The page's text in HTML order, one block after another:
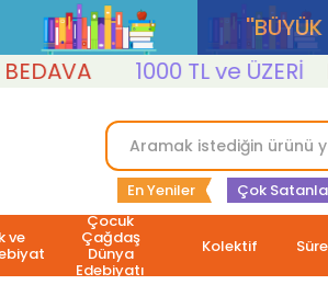
1000 TL ve ÜZERİ
En Yeniler Çok
ve
Çocuk
Çağdaş
Dünya
Edebiyatı
Kolektif